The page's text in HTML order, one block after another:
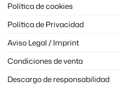
Política de cookies
Política de Privacidad
Aviso Legal / Imprint
Condiciones de venta
Descargo de responsabilidad